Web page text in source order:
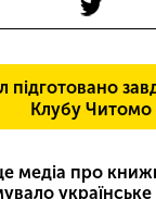
підготовано
Клубу Читомо
медіа про